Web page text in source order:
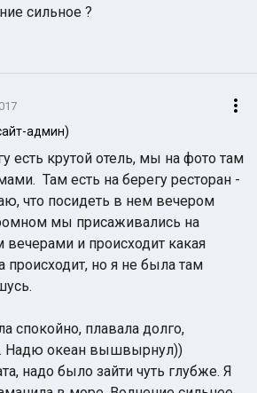
сильное ?
админ)
есть крутой отель, мы на фото там
Там есть на берегу ресторан -
что посидеть в нем вечером
мы присаживались на
и происходит какая
происходит, но я не была там
спокойно, плавала долго,
Надю океан вышвырнул))
надо было зайти чуть глубже. Я